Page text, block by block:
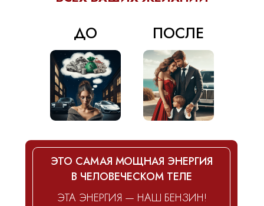
ДО ПОСЛЕ
ЭТА ЭНЕРГИЯ — НАШ БЕНЗИН!
ЭТО САМАЯ МОЩНАЯ ЭНЕРГИЯ
В ЧЕЛОВЕЧЕСКОМ ТЕЛЕ